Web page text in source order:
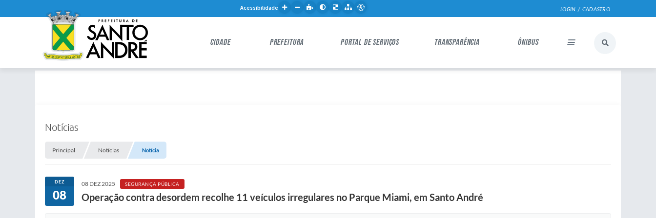
LOGIN / CADASTRO
Acessibilidade
CIDADE PREFEITURA PORTAL DE SERVIÇOS TRANSPARÊNCIA ÔNIBUS
Notícias
Principal Notícias Notícia
DEZ
08
08 DEZ 2025 SEGURANÇA PÚBLICA
Operação contra desordem recolhe 11 veículos irregulares no Parque Miami, em Santo André